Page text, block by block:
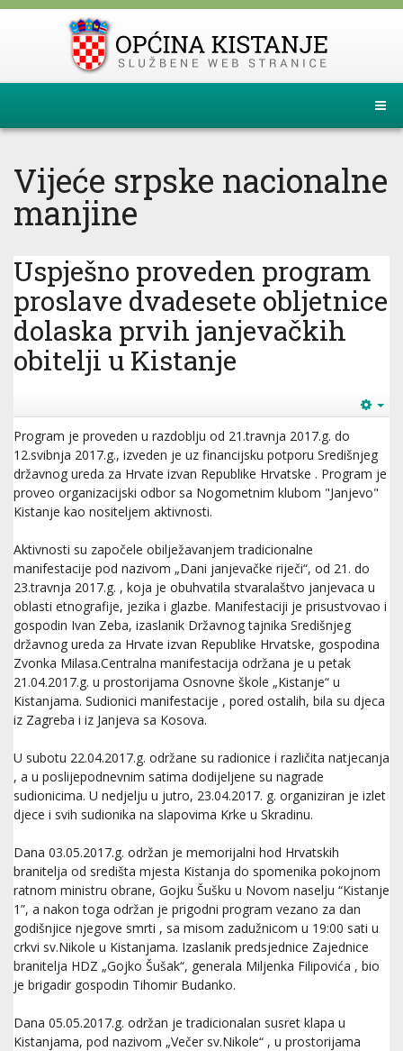
Vijeće srpske nacionalne
manjine
Uspješno proveden program
proslave dvadesete obljetnice
dolaska prvih janjevačkih
obitelji u Kistanje
Program je proveden u razdoblju od 21.travnja 2017.g. do
12.svibnja 2017.g., izveden je uz financijsku potporu Središnjeg
državnog ureda za Hrvate izvan Republike Hrvatske . Program je
proveo organizacijski odbor sa Nogometnim klubom "Janjevo"
Kistanje kao nositeljem aktivnosti.
Aktivnosti su započele obilježavanjem tradicionalne
manifestacije pod nazivom „Dani janjevačke riječi“, od 21. do
23.travnja 2017.g. , koja je obuhvatila stvaralaštvo janjevaca u
oblasti etnografije, jezika i glazbe. Manifestaciji je prisustvovao i
gospodin Ivan Zeba, izaslanik Državnog tajnika Središnjeg
državnog ureda za Hrvate izvan Republike Hrvatske, gospodina
Zvonka Milasa.Centralna manifestacija održana je u petak
21.04.2017.g. u prostorijama Osnovne škole „Kistanje“ u
Kistanjama. Sudionici manifestacije , pored ostalih, bila su djeca
iz Zagreba i iz Janjeva sa Kosova.
U subotu 22.04.2017.g. održane su radionice i različita natjecanja
, a u poslijepodnevnim satima dodijeljene su nagrade
sudionicima. U nedjelju u jutro, 23.04.2017. g. organiziran je izlet
djece i svih sudionika na slapovima Krke u Skradinu.
Dana 03.05.2017.g. održan je memorijalni hod Hrvatskih
branitelja od središta mjesta Kistanja do spomenika pokojnom
ratnom ministru obrane, Gojku Šušku u Novom naselju “Kistanje
1”, a nakon toga održan je prigodni program vezano za dan
godišnjice njegove smrti , sa misom zadužnicom u 19:00 sati u
crkvi sv.Nikole u Kistanjama. Izaslanik predsjednice Zajednice
branitelja HDZ „Gojko Šušak“, generala Miljenka Filipovića , bio
je brigadir gospodin Tihomir Budanko.
Dana 05.05.2017.g. održan je tradicionalan susret klapa u
Kistanjama, pod nazivom „Večer sv.Nikole“ , u prostorijama